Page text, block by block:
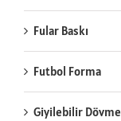
Fular Baskı
Futbol Forma
Giyilebilir Dövme